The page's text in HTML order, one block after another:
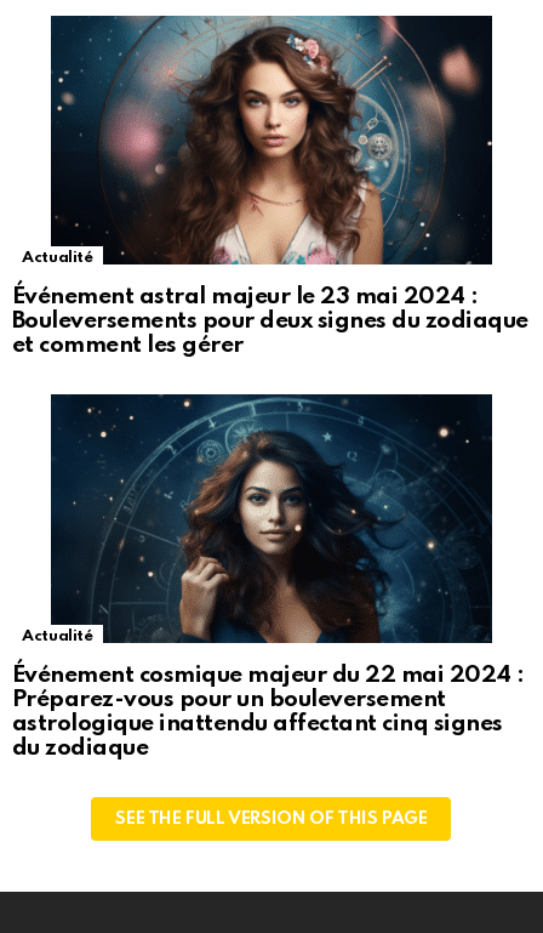
Actualité
Événement astral majeur le 23 mai 2024 :
Bouleversements pour deux signes du zodiaque
et comment les gérer
Actualité
Événement cosmique majeur du 22 mai 2024 :
Préparez-vous pour un bouleversement
astrologique inattendu affectant cinq signes
du zodiaque
SEE THE FULL VERSION OF THIS PAGE